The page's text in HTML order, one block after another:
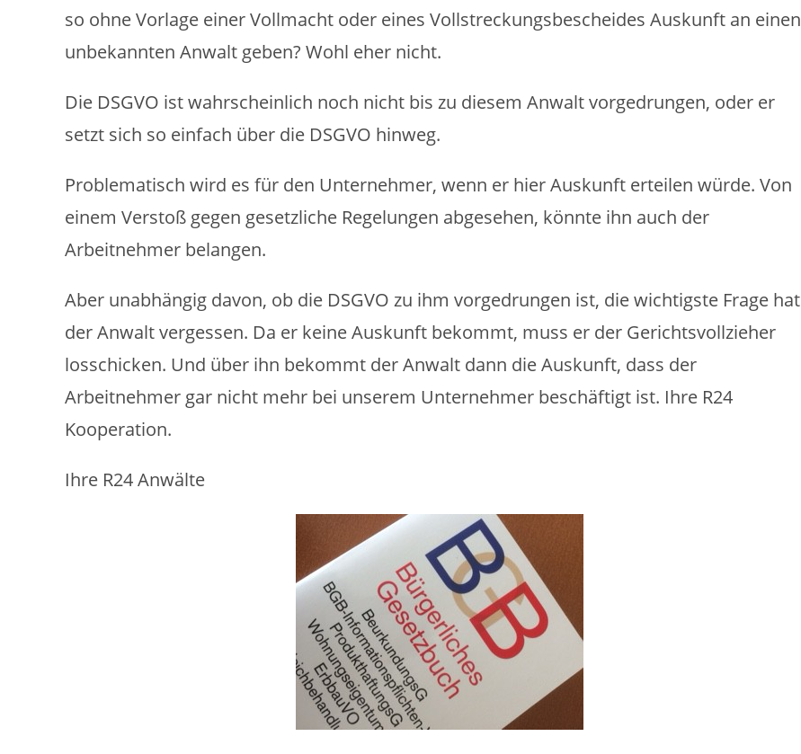
so ohne Vorlage einer Vollmacht oder eines Vollstreckungsbescheides Auskunft an einen
unbekannten Anwalt geben? Wohl eher nicht.
Die DSGVO ist wahrscheinlich noch nicht bis zu diesem Anwalt vorgedrungen, oder er
setzt sich so einfach über die DSGVO hinweg.
Problematisch wird es für den Unternehmer, wenn er hier Auskunft erteilen würde. Von
einem Verstoß gegen gesetzliche Regelungen abgesehen, könnte ihn auch der
Arbeitnehmer belangen.
Aber unabhängig davon, ob die DSGVO zu ihm vorgedrungen ist, die wichtigste Frage hat
der Anwalt vergessen. Da er keine Auskunft bekommt, muss er der Gerichtsvollzieher
losschicken. Und über ihn bekommt der Anwalt dann die Auskunft, dass der
Arbeitnehmer gar nicht mehr bei unserem Unternehmer beschäftigt ist. Ihre R24
Kooperation.
Ihre R24 Anwälte